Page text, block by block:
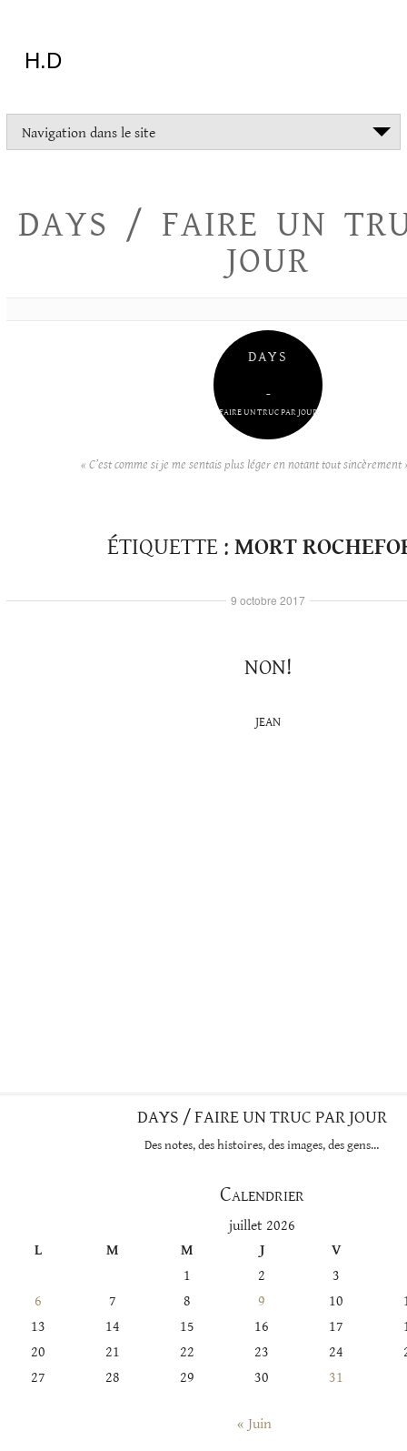
H.D
tout
essayer
Navigation dans le site
DAYS / FAIRE UN
JOUR
DAYS
–
FAIRE UN TRUC PAR JOUR
« C’est comme si je me sentais plus léger en notant tout sincèrement
ÉTIQUETTE : MORT
NON!
JEAN
9 octobre 2017
DAYS / FAIRE UN TRUC PAR JOUR
Des notes, des histoires, des images, des gens…
Calendrier
juillet 2026
L
M M J
V
1
2
3
6
7 8 9 10
13
14 15 16 17
20
21 22 23 24
27
28 29 30 31
« Juin